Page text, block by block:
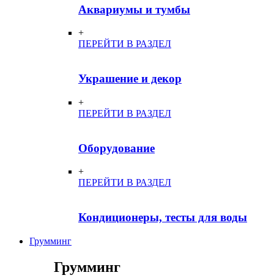
Аквариумы и тумбы
+
ПЕРЕЙТИ В РАЗДЕЛ
Украшение и декор
+
ПЕРЕЙТИ В РАЗДЕЛ
Оборудование
+
ПЕРЕЙТИ В РАЗДЕЛ
Кондиционеры, тесты для воды
Грумминг
Грумминг